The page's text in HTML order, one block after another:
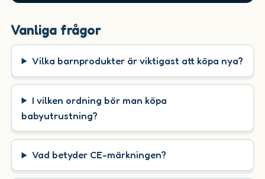
Vanliga frågor
Vilka barnprodukter är viktigast att köpa nya?
I vilken ordning bör man köpa
babyutrustning?
Vad betyder CE-märkningen?